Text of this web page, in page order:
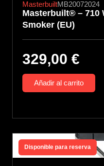
MasterbuiltMB20072024
Masterbuilt® – 710
Smoker (EU)
329,00 €
Añadir al carrito
Disponible para reserva